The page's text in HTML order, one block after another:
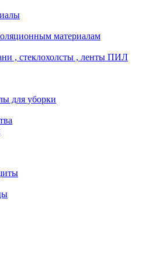
материалам
, стеклохолсты , ленты ПИЛ
для уборки